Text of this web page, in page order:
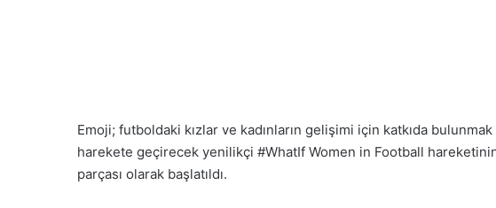
Emoji; futboldaki kızlar ve kadınların gelişimi için katkıda
harekete geçirecek yenilikçi #WhatIf Women in Football
parçası olarak başlatıldı.